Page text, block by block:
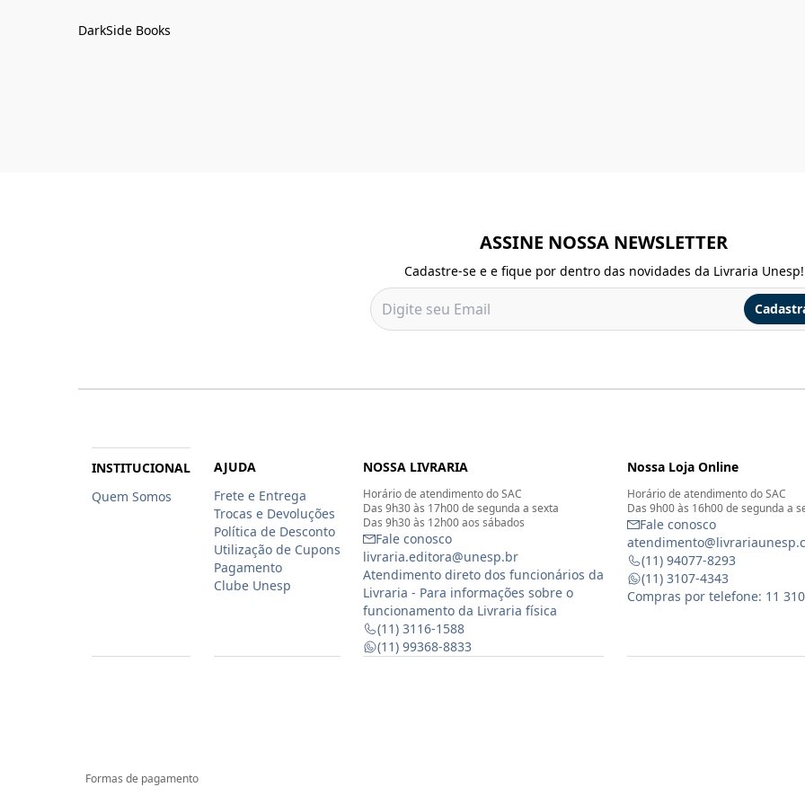
DarkSide Books
ASSINE NOSSA NEWSLETTER
Cadastre-se e e fique por dentro das novidades da Livraria Unesp!
INSTITUCIONAL
Quem Somos
AJUDA
Frete e Entrega
Trocas e Devoluções
Política de Desconto
Utilização de Cupons
Pagamento
Clube Unesp
NOSSA LIVRARIA
Horário de atendimento do SAC
Das 9h30 às 17h00 de segunda a sexta
Das 9h30 às 12h00 aos sábados
Fale conosco
livraria.editora@unesp.br
Atendimento direto dos funcionários da
Livraria - Para informações sobre o
funcionamento da Livraria física
(11) 3116-1588
(11) 99368-8833
Nossa Loja Online
Horário de atendimento do SAC
Das 9h00 às 16h00 de segunda a
Fale conosco
(11) 94077-8293
(11) 3107-4343
Compras por telefone: 11
Formas de pagamento